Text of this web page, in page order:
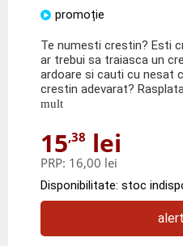
promoție
Te numesti crestin? Esti
ar trebui sa traiasca un
ardoare si cauti cu nesat
crestin adevarat?
mult
15,38 lei
PRP: 16,00 lei
Disponibilitate: stoc